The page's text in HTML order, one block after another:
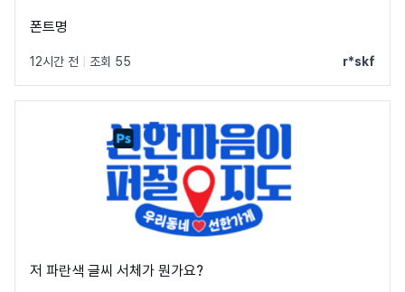
폰트명
12시간 전 조회 55 r*skf
저 파란색 글씨 서체가 뭔가요?